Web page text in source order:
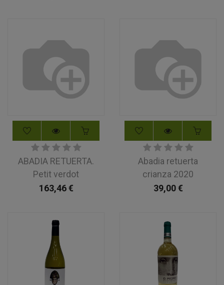
ABADIA RETUERTA.
Petit verdot
163,46€
Abadia retuerta
crianza 2020
39,00€